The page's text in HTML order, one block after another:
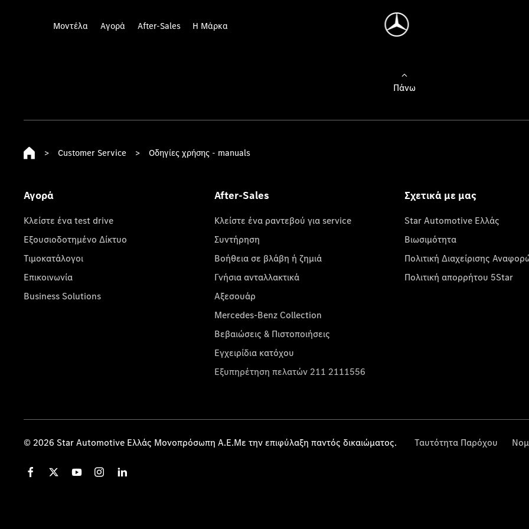
Μοντέλα Αγορά After-Sales Η Μάρκα
Πάνω
> Customer Service > Οδηγίες χρήσης - manuals
Αγορά
Κλείστε ένα test drive
Εξουσιοδοτημένο Δίκτυο
Τιμοκατάλογοι
Επικοινωνία
Business Solutions
After-Sales
Κλείστε ένα ραντεβού για service
Συντήρηση
Βοήθεια σε βλάβη ή ζημιά
Γνήσια ανταλλακτικά
Αξεσουάρ
Mercedes-Benz Collection
Βεβαιώσεις & Πιστοποιήσεις
Εγχειρίδια κατόχου
Εξυπηρέτηση πελατών 211 2111556
Σχετικά με μας
Star Automotive Ελλάς
Βιωσιμότητα
Πολιτική Διαχείρισης
Πολιτική απορρήτου 5Star
© 2026 Star Automotive Ελλάς Μονοπρόσωπη Α.Ε.Με την επιφύλαξη παντός δικαιώματος. Ταυτότητα Παρόχου